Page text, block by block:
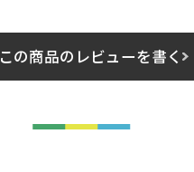
この商品のレビューを書く